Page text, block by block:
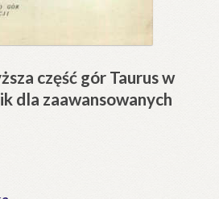
część gór Taurus w
dla zaawansowanych